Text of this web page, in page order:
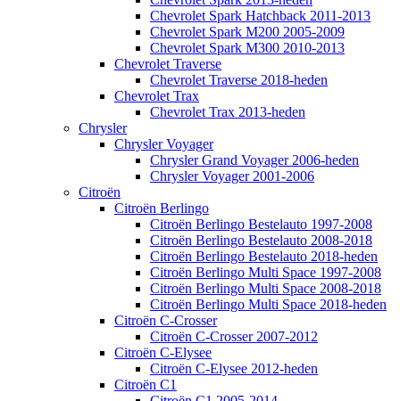
Chevrolet Spark Hatchback 2011-2013
Chevrolet Spark M200 2005-2009
Chevrolet Spark M300 2010-2013
Chevrolet Traverse
Chevrolet Traverse 2018-heden
Chevrolet Trax
Chevrolet Trax 2013-heden
Chrysler
Chrysler Voyager
Chrysler Grand Voyager 2006-heden
Chrysler Voyager 2001-2006
Citroën
Citroën Berlingo
Citroën Berlingo Bestelauto 1997-2008
Citroën Berlingo Bestelauto 2008-2018
Citroën Berlingo Bestelauto 2018-heden
Citroën Berlingo Multi Space 1997-2008
Citroën Berlingo Multi Space 2008-2018
Citroën Berlingo Multi Space 2018-heden
Citroën C-Crosser
Citroën C-Crosser 2007-2012
Citroën C-Elysee
Citroën C-Elysee 2012-heden
Citroën C1